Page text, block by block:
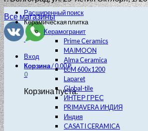
Все магазины
Вход
Корзина/0.00₽
0
Корзина пуста.
Расширенный поиск
Керамическая плитка
Керамогранит
Prime Ceramics
MAIMOON
Alma Ceramica
LCM 600х1200
Laparet
Global-tile
ИНТЕР ГРЕС
PRIMAVERA ИНДИЯ
Индия
CASATI CERAMICA